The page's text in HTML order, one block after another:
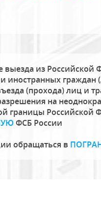
из Российской
иностранных граждан
(прохода) лиц и
на
границы Российской
ФСБ России
обращаться в